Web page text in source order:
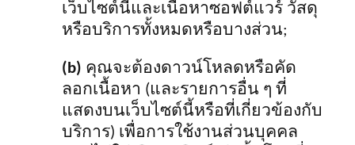
เว็บไซต์นี้และเนื้อหาซอฟต์แวร์ วัสดุ
หรือบริการทั้งหมดหรือบางส่วน;
(b) คุณจะต้องดาวน์โหลดหรือคัด
ลอกเนื้อหา (และรายการอื่น ๆ ที่
แสดงบนเว็บไซต์นี้หรือที่เกี่ยวข้องกับ
บริการ) เพื่อการใช้งานส่วนบุคคล